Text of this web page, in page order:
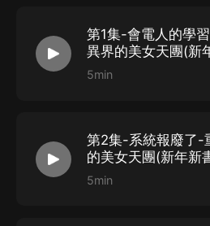
第1集-會電人的學
異界的美女天團(新
閱評論、轉發)
5min
第2集-系統報廢了-
的美女天團(新年新
論點讚轉發)
5min